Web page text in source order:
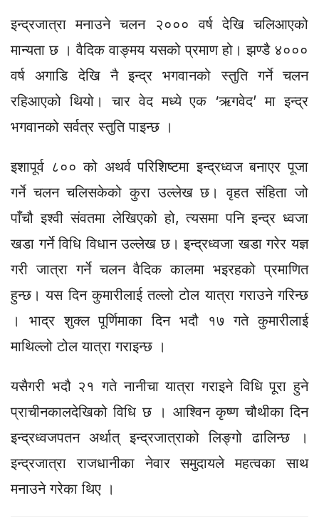
इन्द्रजात्रा मनाउने चलन २००० वर्ष देखि चलिआएको
मान्यता छ । वैदिक वाङ्मय यसको प्रमाण हो। झण्डै ४०००
वर्ष अगाडि देखि नै इन्द्र भगवानको स्तुति गर्ने चलन
रहिआएको थियो। चार वेद मध्ये एक ‘ऋगवेद’ मा इन्द्र
भगवानको सर्वत्र स्तुति पाइन्छ ।
इशापूर्व ८०० को अथर्व परिशिष्टमा इन्द्रध्वज बनाएर पूजा
गर्ने चलन चलिसकेको कुरा उल्लेख छ। वृहत संहिता जो
पाँचौ इश्वी संवतमा लेखिएको हो, त्यसमा पनि इन्द्र ध्वजा
खडा गर्ने विधि विधान उल्लेख छ। इन्द्रध्वजा खडा गरेर यज्ञ
गरी जात्रा गर्ने चलन वैदिक कालमा भइरहको प्रमाणित
हुन्छ। यस दिन कुमारीलाई तल्लो टोल यात्रा गराउने गरिन्छ
। भाद्र शुक्ल पूर्णिमाका दिन भदौ १७ गते कुमारीलाई
माथिल्लो टोल यात्रा गराइन्छ ।
यसैगरी भदौ २१ गते नानीचा यात्रा गराइने विधि पूरा हुने
प्राचीनकालदेखिको विधि छ । आश्विन कृष्ण चौथीका दिन
इन्द्रध्वजपतन अर्थात् इन्द्रजात्राको लिङ्गो ढालिन्छ ।
इन्द्रजात्रा राजधानीका नेवार समुदायले महत्वका साथ
मनाउने गरेका थिए ।